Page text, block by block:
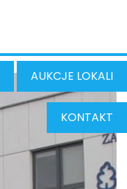
AUKCJE LOKALI
KONTAKT